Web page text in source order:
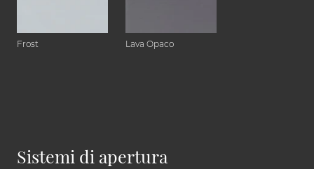
Frost Lava Opaco
Sistemi di apertura